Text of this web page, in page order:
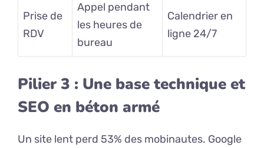
Prise de
RDV
Appel pendant
les heures de
bureau
Calendrier en
ligne 24/7
Pilier 3 : Une base technique et
SEO en béton armé
Un site lent perd 53% des mobinautes. Google